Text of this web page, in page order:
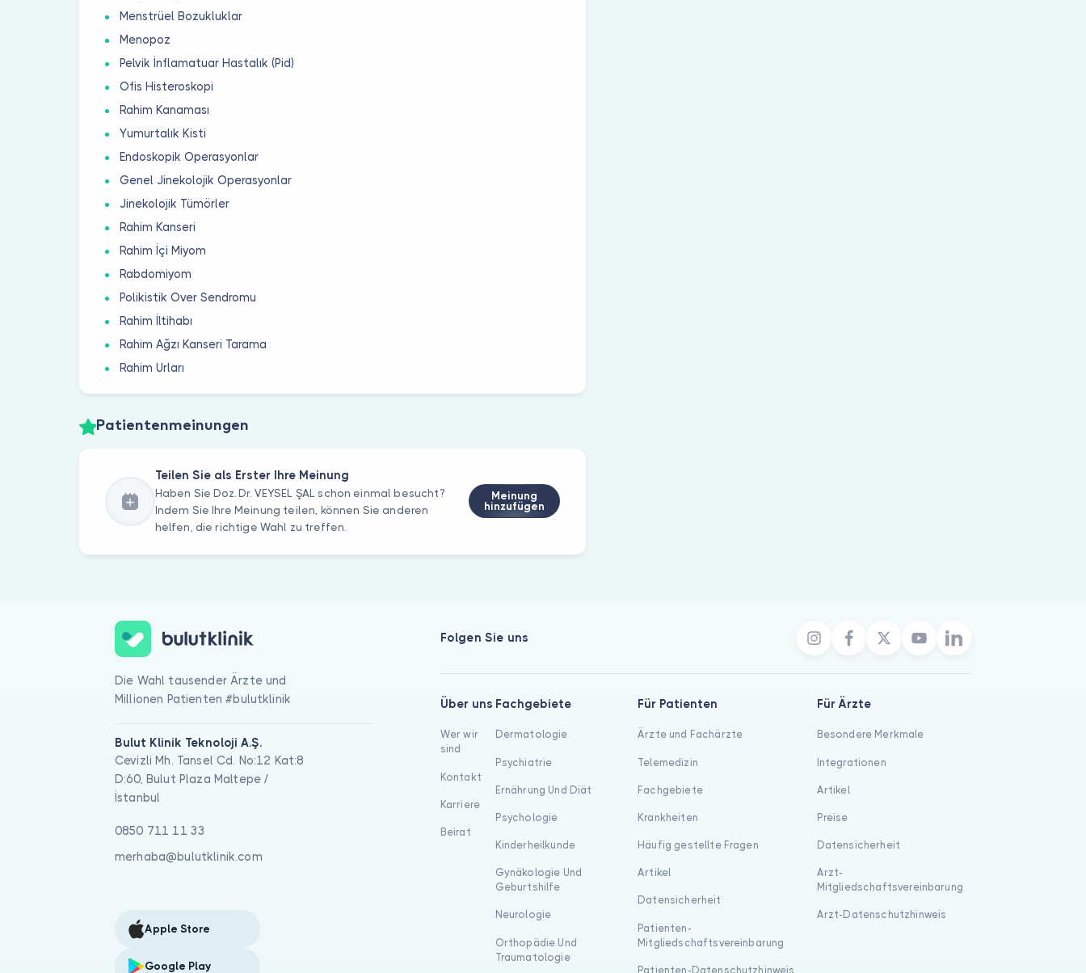
Menstrüel Bozukluklar
Menopoz
Pelvik İnflamatuar Hastalık (Pid)
Ofis Histeroskopi
Rahim Kanaması
Yumurtalık Kisti
Endoskopik Operasyonlar
Genel Jinekolojik Operasyonlar
Jinekolojik Tümörler
Rahim Kanseri
Rahim İçi Miyom
Rabdomiyom
Polikistik Over Sendromu
Rahim İltihabı
Rahim Ağzı Kanseri Tarama
Rahim Urları
Patientenmeinungen
Teilen Sie als Erster Ihre Meinung
Haben Sie Doz. Dr. VEYSEL ŞAL schon einmal besucht?
Indem Sie Ihre Meinung teilen, können Sie anderen
helfen, die richtige Wahl zu treffen.
Meinung
hinzufügen
Die Wahl tausender Ärzte und
Millionen Patienten #bulutklinik
Bulut Klinik Teknoloji A.Ş.
Cevizli Mh. Tansel Cd. No:12 Kat:8
D:60, Bulut Plaza Maltepe /
İstanbul
0850 711 11 33
merhaba@bulutklinik.com
Apple Store
Google Play
Folgen Sie uns
Über uns
Wer wir
sind
Kontakt
Karriere
Beirat
Fachgebiete
Dermatologie
Psychiatrie
Ernährung Und Diät
Psychologie
Kinderheilkunde
Gynäkologie Und
Geburtshilfe
Neurologie
Orthopädie Und
Traumatologie
Für Patienten
Ärzte und Fachärzte
Telemedizin
Fachgebiete
Krankheiten
Häufig gestellte Fragen
Artikel
Datensicherheit
Patienten-
Mitgliedschaftsvereinbarung
Patienten-Datenschutzhinweis
Für Ärzte
Besondere Merkmale
Integrationen
Artikel
Preise
Datensicherheit
Arzt-
Mitgliedschaftsvereinbarung
Arzt-Datenschutzhinweis